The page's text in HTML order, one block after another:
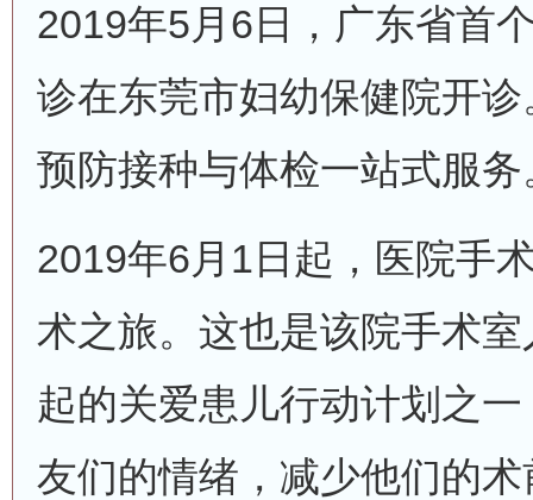
2019年5月6日，广东省首
诊在东莞市妇幼保健院开
预防接种与体检一站式服务
2019年6月1日起，医院手
术之旅。这也是该院手术
起的关爱患儿行动计划之
友们的情绪，减少他们的